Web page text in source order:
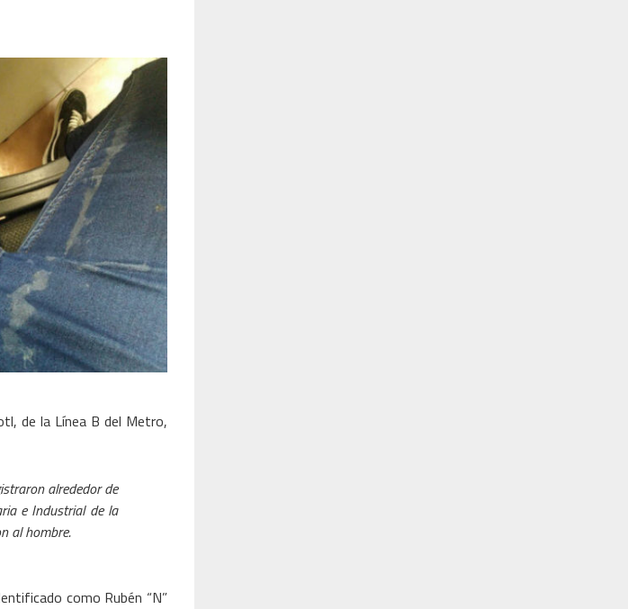
de la Línea B del Metro,
alrededor de
e Industrial de la
al hombre.
como Rubén “N”